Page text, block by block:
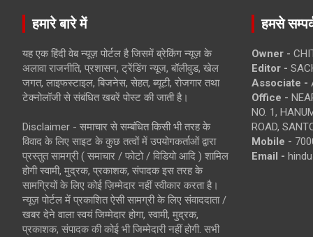
हमारे बारे में
यह एक हिंदी वेब न्यूज़ पोर्टल है जिसमें ब्रेकिंग न्यूज़ के
अलावा राजनीति, प्रशासन, ट्रेंडिंग न्यूज, बॉलीवुड, खेल
जगत, लाइफस्टाइल, बिजनेस, सेहत, ब्यूटी, रोजगार तथा
टेक्नोलॉजी से संबंधित खबरें पोस्ट की जाती है।
Disclaimer - समाचार से सम्बंधित किसी भी तरह के
विवाद के लिए साइट के कुछ तत्वों में उपयोगकर्ताओं द्वारा
प्रस्तुत सामग्री ( समाचार / फोटो / विडियो आदि ) शामिल
होगी स्वामी, मुद्रक, प्रकाशक, संपादक इस तरह के
सामग्रियों के लिए कोई ज़िम्मेदार नहीं स्वीकार करता है।
न्यूज़ पोर्टल में प्रकाशित ऐसी सामग्री के लिए संवाददाता /
खबर देने वाला स्वयं जिम्मेदार होगा, स्वामी, मुद्रक,
प्रकाशक, संपादक की कोई भी जिम्मेदारी नहीं होगी. सभी
हमसे
Owner -
Editor -
Associate -
Office -
NO. 1,
ROAD,
Mobile -
Email -